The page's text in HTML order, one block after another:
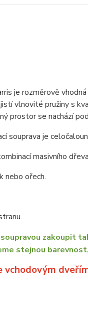
je rozměrově
vlnovité pružiny s
prostor se nachází
souprava je
masivního
nebo ořech.
zakoupit
stejnou
vchodovým